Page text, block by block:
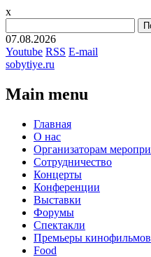
x
07.08.2026
Youtube RSS E-mail
sobytiye.ru
Main menu
Skip
content
Главная
О нас
Организаторам
Сотрудничество
Концерты
Конференции
Выставки
Форумы
Спектакли
Премьеры кинофильмов
Food